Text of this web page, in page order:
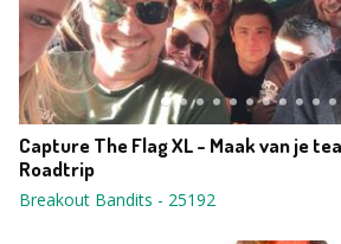
Capture The Flag XL - Maak van je
Roadtrip
Breakout Bandits - 25192